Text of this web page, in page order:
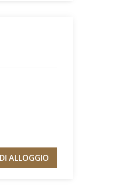
ALLOGGIO